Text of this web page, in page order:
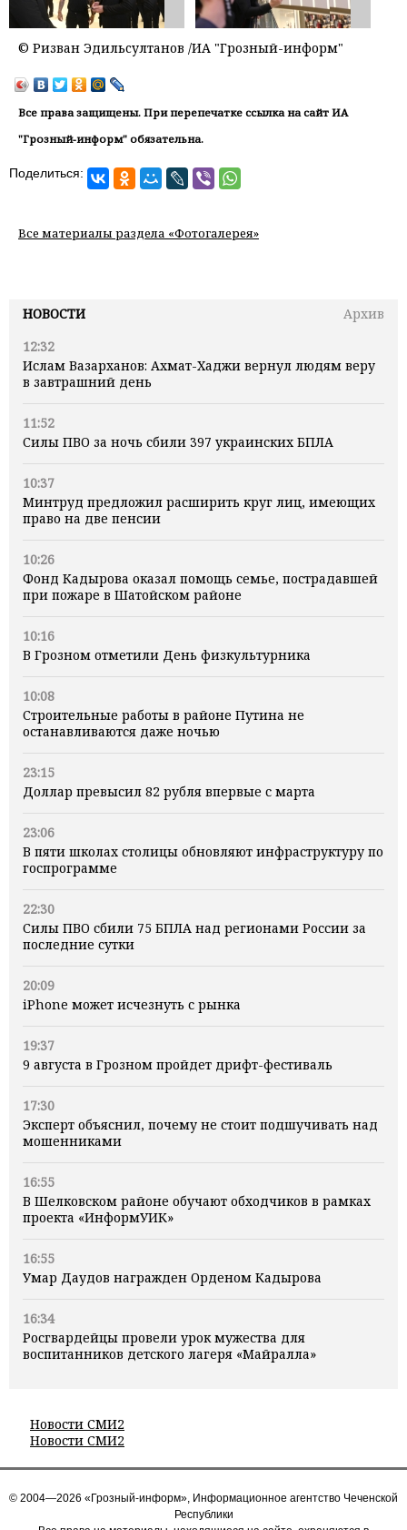
НОВОСТИ
Архив
12:32
Ислам Вазарханов: Ахмат-Хаджи вернул людям веру
в завтрашний день
11:52
Силы ПВО за ночь сбили 397 украинских БПЛА
10:37
Минтруд предложил расширить круг лиц, имеющих
право на две пенсии
10:26
Фонд Кадырова оказал помощь семье, пострадавшей
при пожаре в Шатойском районе
10:16
В Грозном отметили День физкультурника
10:08
Строительные работы в районе Путина не
останавливаются даже ночью
23:15
Доллар превысил 82 рубля впервые с марта
23:06
В пяти школах столицы обновляют инфраструктуру по
госпрограмме
22:30
Силы ПВО сбили 75 БПЛА над регионами России за
последние сутки
20:09
iPhone может исчезнуть с рынка
19:37
9 августа в Грозном пройдет дрифт-фестиваль
17:30
Эксперт объяснил, почему не стоит подшучивать над
мошенниками
16:55
В Шелковском районе обучают обходчиков в рамках
проекта «ИнформУИК»
16:55
Умар Даудов награжден Орденом Кадырова
16:34
Росгвардейцы провели урок мужества для
воспитанников детского лагеря «Майралла»
Новости СМИ2
Новости СМИ2
© Ризван Эдильcултанов /ИА "Грозный-информ"
Все права защищены. При перепечатке ссылка на сайт ИА
"Грозный-информ" обязательна.
Поделиться:
Все материалы раздела «Фотогалерея»
© 2004—2026 «Грозный-информ», Информационное агентство Чеченской
Республики